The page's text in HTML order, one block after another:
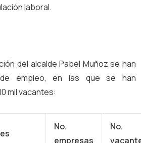
laboral.
del alcalde Pabel Muñoz se han
empleo, en las que se han
mil vacantes:
No.
empresas
No.